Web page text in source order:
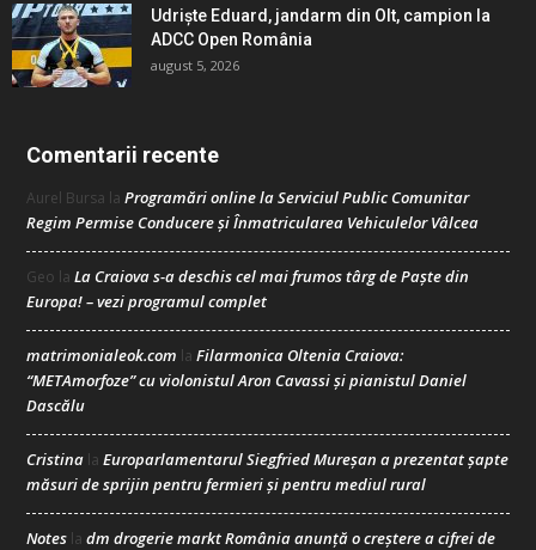
Udriște Eduard, jandarm din Olt, campion la
ADCC Open România
august 5, 2026
Comentarii recente
Aurel Bursa la Programări online la Serviciul Public Comunitar
Regim Permise Conducere şi Înmatricularea Vehiculelor Vâlcea
Geo la La Craiova s-a deschis cel mai frumos târg de Paște din
Europa! – vezi programul complet
matrimonialeok.com la Filarmonica Oltenia Craiova:
“METAmorfoze” cu violonistul Aron Cavassi și pianistul Daniel
Dascălu
Cristina la Europarlamentarul Siegfried Mureșan a prezentat șapte
măsuri de sprijin pentru fermieri și pentru mediul rural
Notes la dm drogerie markt România anunță o creștere a cifrei de